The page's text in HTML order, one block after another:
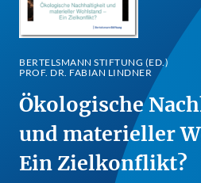
BERTELSMANN STIFTUNG (ED.)
PROF. DR. FABIAN LINDNER
Ökologische
und materieller
Ein Zielkonflikt?